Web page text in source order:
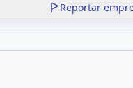
Reportar